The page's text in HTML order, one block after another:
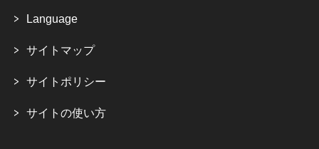
Language
サイトマップ
サイトポリシー
サイトの使い方